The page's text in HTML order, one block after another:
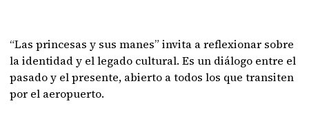
“Las princesas y sus manes” invita a reflexionar sobre
la identidad y el legado cultural. Es un diálogo entre el
pasado y el presente, abierto a todos los que transiten
por el aeropuerto.